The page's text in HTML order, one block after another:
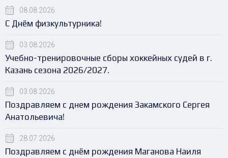
08.08.2026
С Днём физкультурника!
03.08.2026
Учебно-тренировочные сборы хоккейных судей в г.
Казань сезона 2026/2027.
03.08.2026
Поздравляем с днем рождения Закамского Сергея
Анатольевича!
28.07.2026
Поздравляем с днём рождения Маганова Наиля